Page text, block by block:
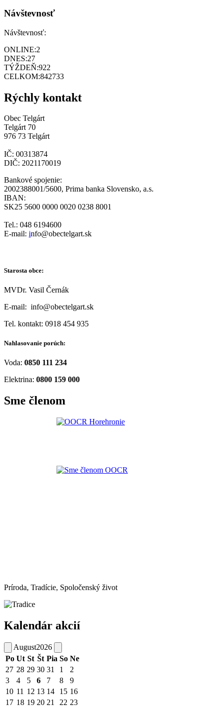
Návštevnosť
Návštevnosť:
ONLINE:2
DNES:27
TÝŽDEŇ:922
CELKOM:842733
Rýchly kontakt
Obec Telgárt
Telgárt 70
976 73 Telgárt
IČ: 00313874
DIČ: 2021170019
Bankové spojenie:
2002388001/5600, Prima banka Slovensko, a.s.
IBAN:
SK25 5600 0000 0020 0238 8001
Tel.: 048 6194600
E-mail: info@obectelgart.sk
Starosta obce:
MVDr. Vasil Černák
E-mail: info@obectelgart.sk
Tel. kontakt: 0918 454 935
Nahlasovanie porúch:
Voda: 0850 111 234
Elektrina: 0800 159 000
Sme členom
Príroda, Tradície, Spoločenský život
Kalendár akcií
August2026
Po Ut St Št Pia So Ne
27 28 29 30 31 1
2
3
4 5 6 7 8
9
10 11 12 13 14 15 16
17 18 19 20 21 22 23